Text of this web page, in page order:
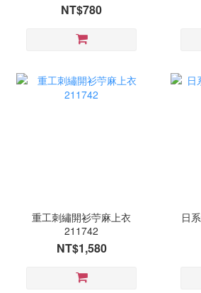
NT$780
重工刺繡開衫苧麻上衣
211742
NT$1,580
日